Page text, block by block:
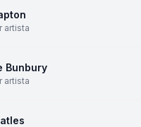
artista
Bunbury
artista